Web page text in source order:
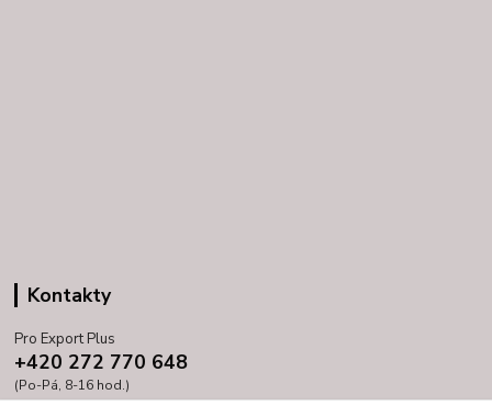
Kontakty
Pro Export Plus
+420 272 770 648
(Po-Pá, 8-16 hod.)